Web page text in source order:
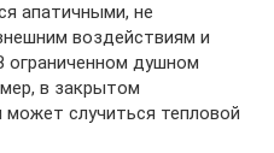
апатичными, не
воздействиям и
ограниченном душном
в закрытом
случиться тепловой